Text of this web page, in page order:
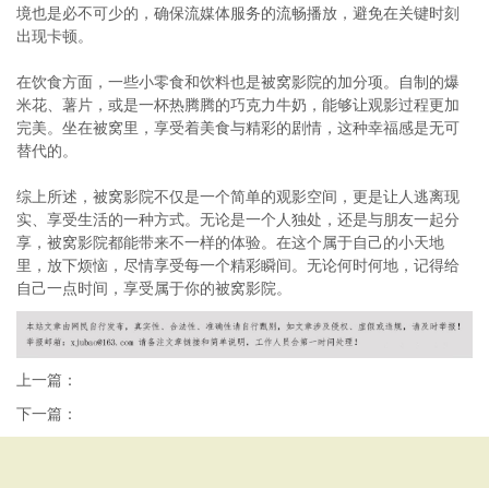
境也是必不可少的，确保流媒体服务的流畅播放，避免在关键时刻
出现卡顿。
在饮食方面，一些小零食和饮料也是被窝影院的加分项。自制的爆
米花、薯片，或是一杯热腾腾的巧克力牛奶，能够让观影过程更加
完美。坐在被窝里，享受着美食与精彩的剧情，这种幸福感是无可
替代的。
综上所述，被窝影院不仅是一个简单的观影空间，更是让人逃离现
实、享受生活的一种方式。无论是一个人独处，还是与朋友一起分
享，被窝影院都能带来不一样的体验。在这个属于自己的小天地
里，放下烦恼，尽情享受每一个精彩瞬间。无论何时何地，记得给
自己一点时间，享受属于你的被窝影院。
上一篇：
下一篇：